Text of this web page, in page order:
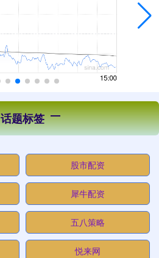
话题标签
股市配资
犀牛配资
五八策略
悦来网